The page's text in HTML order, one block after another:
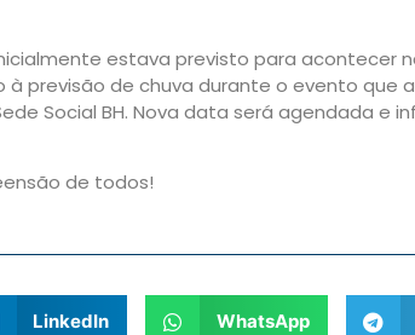
estava previsto para acontecer
à previsão de chuva durante o evento que
Social BH. Nova data será agendada e
de todos!
LinkedIn WhatsApp